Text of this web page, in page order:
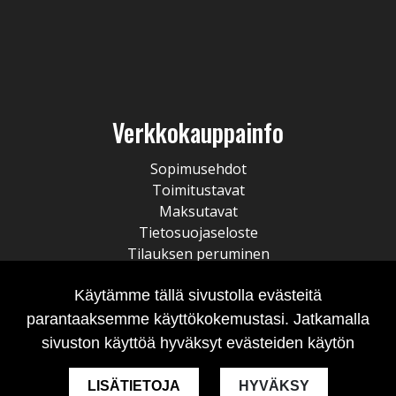
Verkkokauppainfo
Sopimusehdot
Toimitustavat
Maksutavat
Tietosuojaseloste
Tilauksen peruminen
Käytämme tällä sivustolla evästeitä
parantaaksemme käyttökokemustasi. Jatkamalla
sivuston käyttöä hyväksyt evästeiden käytön
LISÄTIETOJA HYVÄKSY